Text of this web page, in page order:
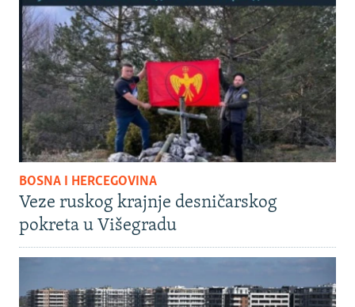
BOSNA I HERCEGOVINA
Veze ruskog krajnje desničarskog
pokreta u Višegradu